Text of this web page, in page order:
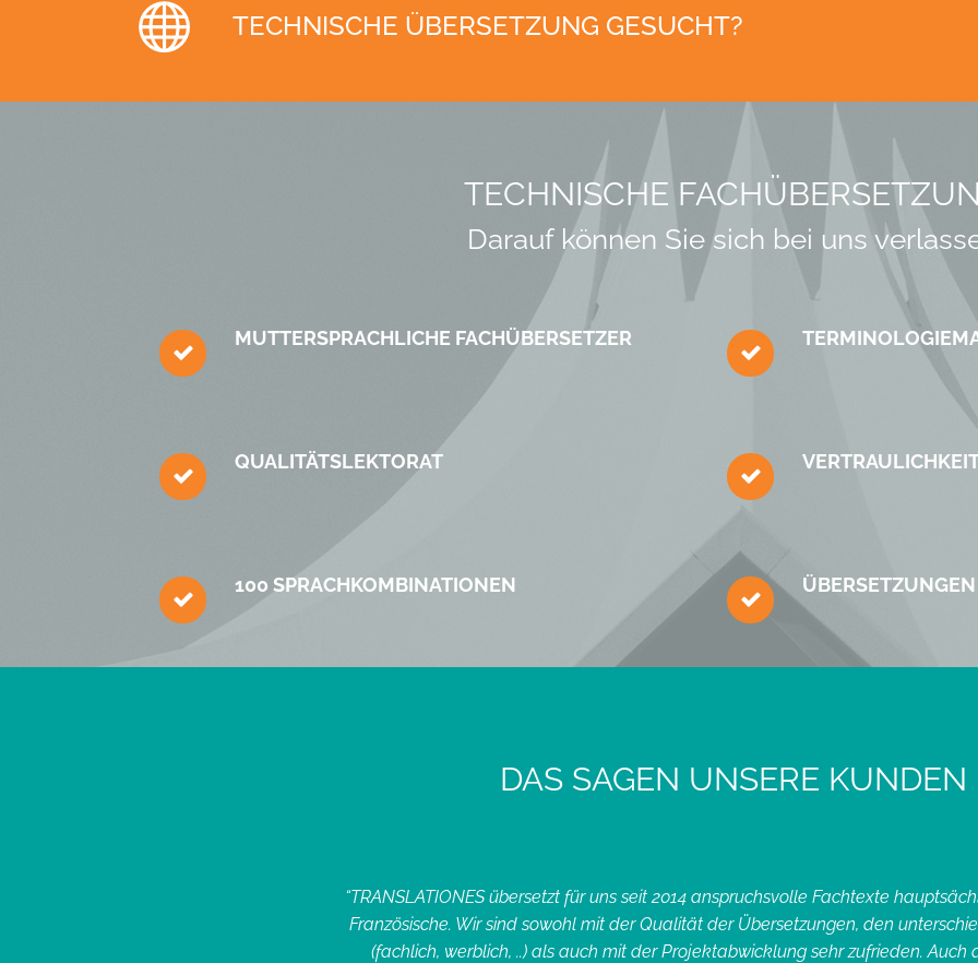
TECHNISCHE ÜBERSETZUNG GESUCHT?
TECHNISCHE
Darauf können Sie sich bei uns
MUTTER­SPRACH­LICHE FACH­ÜBERSETZER
QUALITÄTS­LEKTORAT
100 SPRACH­KOMBINATIONEN
DAS SAGEN UNSERE KUNDEN
“TRANSLATIONES übersetzt für uns seit 2014 anspruchsvolle Fachtexte
Französische. Wir sind sowohl mit der Qualität der Übersetzungen, den
(fachlich, werblich, ..) als auch mit der Projektabwicklung sehr zufrieden. Auch